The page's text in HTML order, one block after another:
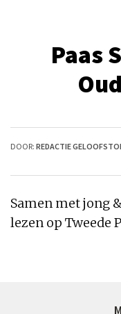
Paas
DOOR: REDACTIE
Samen met jong
lezen op Tweede